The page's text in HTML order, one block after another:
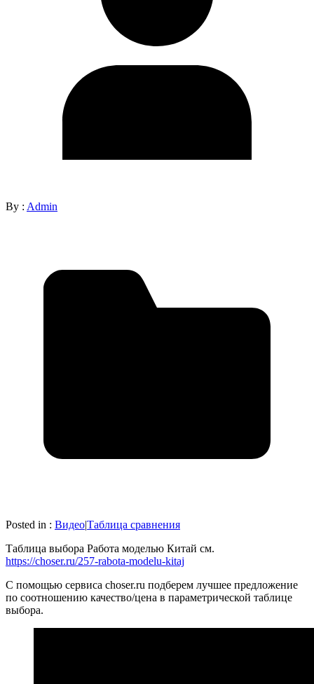
By : Admin
Posted in : Видео|Таблица сравнения
Таблица выбора Работа моделью Китай см.
https://choser.ru/257-rabota-modelu-kitaj
С помощью сервиса choser.ru подберем лучшее предложение
по соотношению качество/цена в параметрической таблице
выбора.